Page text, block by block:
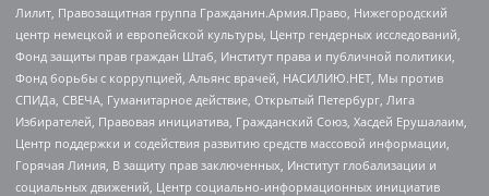
Лилит, Правозащитная группа Гражданин.Армия.Право, Нижегородский
центр немецкой и европейской культуры, Центр гендерных исследований,
Фонд защиты прав граждан Штаб, Институт права и публичной политики,
Фонд борьбы с коррупцией, Альянс врачей, НАСИЛИЮ.НЕТ, Мы против
СПИДа, СВЕЧА, Гуманитарное действие, Открытый Петербург, Лига
Избирателей, Правовая инициатива, Гражданский Союз, Хасдей Ерушалаим,
Центр поддержки и содействия развитию средств массовой информации,
Горячая Линия, В защиту прав заключенных, Институт глобализации и
социальных движений, Центр социально-информационных инициатив